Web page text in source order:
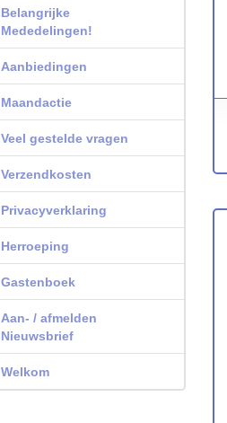
Belangrijke
Mededelingen!
Aanbiedingen
Maandactie
Veel gestelde vragen
Verzendkosten
Privacyverklaring
Herroeping
Gastenboek
Aan- / afmelden
Nieuwsbrief
Welkom